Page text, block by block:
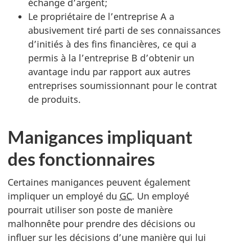
Le propriétaire de l’entreprise A a
abusivement tiré parti de ses connaissances
d’initiés à des fins financières, ce qui a
permis à la l’entreprise B d’obtenir un
avantage indu par rapport aux autres
entreprises soumissionnant pour le contrat
de produits.
Manigances impliquant
des fonctionnaires
Certaines manigances peuvent également
impliquer un employé du GC. Un employé
pourrait utiliser son poste de manière
malhonnête pour prendre des décisions ou
influer sur les décisions d’une manière qui lui